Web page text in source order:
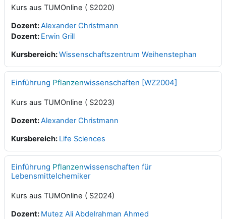
Kurs aus TUMOnline ( S2020)
Dozent:Alexander Christmann
Dozent: Erwin Grill
Kursbereich:Wissenschaftszentrum Weihenstephan
Einführung Pflanzenwissenschaften [WZ2004]
Kurs aus TUMOnline ( S2023)
Dozent:Alexander Christmann
Kursbereich: Life Sciences
Einführung Pflanzenwissenschaften für
Lebensmittelchemiker
Kurs aus TUMOnline ( S2024)
Dozent: Mutez Ali Abdelrahman Ahmed